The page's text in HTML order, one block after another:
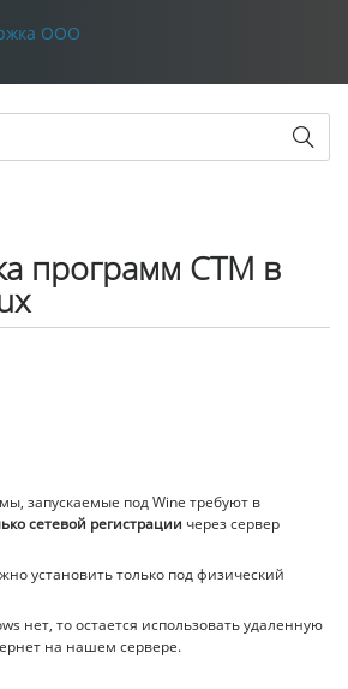
программ СТМ в
запускаемые под Wine требуют в
сетевой регистрации через сервер
установить только под физический
нет, то остается использовать удаленную
на нашем сервере.